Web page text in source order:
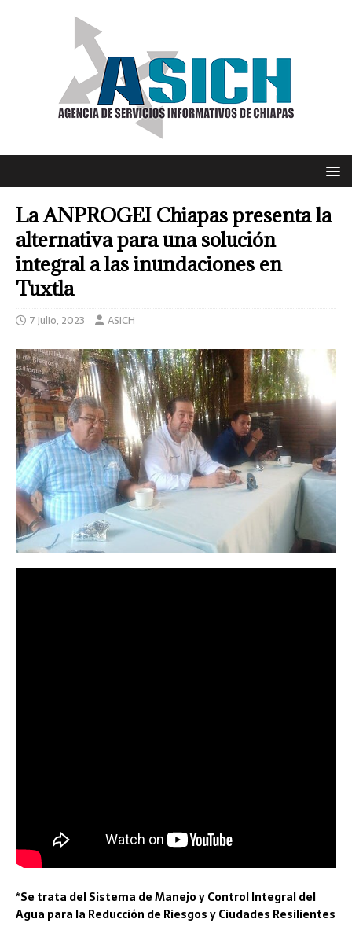
La ANPROGEI Chiapas presenta la
alternativa para una solución
integral a las inundaciones en
Tuxtla
7 julio, 2023 ASICH
*Se trata del Sistema de Manejo y Control Integral del
Agua para la Reducción de Riesgos y Ciudades Resilientes